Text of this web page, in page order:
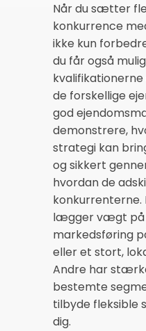
Når du sætter
konkurrence
ikke kun
du får også
de forskellige
god
demonstrere,
strategi kan
og sikkert
hvordan de
lægger vægt på
markedsføring
eller et stort,
Andre har
bestemte
tilbyde fleksible
dig.